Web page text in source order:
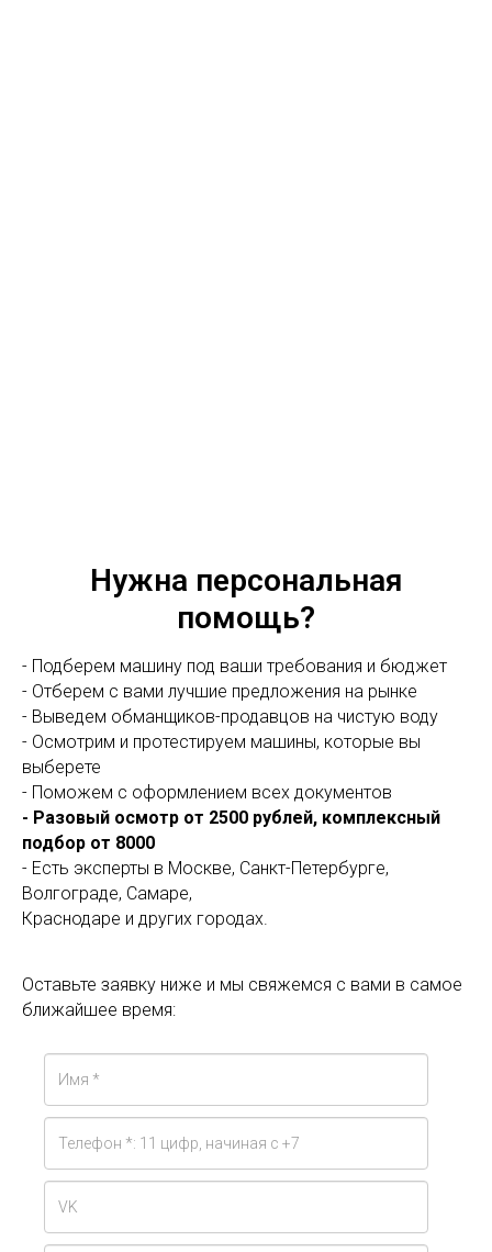
Нужна персональная
помощь?
- Подберем машину под ваши требования и бюджет
- Отберем с вами лучшие предложения на рынке
- Выведем обманщиков-продавцов на чистую воду
- Осмотрим и протестируем машины, которые вы
выберете
- Поможем с оформлением всех документов
- Разовый осмотр от 2500 рублей, комплексный
подбор от 8000
- Есть эксперты в Москве, Санкт-Петербурге,
Волгограде, Самаре,
Краснодаре и других городах.
Оставьте заявку ниже и мы свяжемся с вами в самое
ближайшее время: